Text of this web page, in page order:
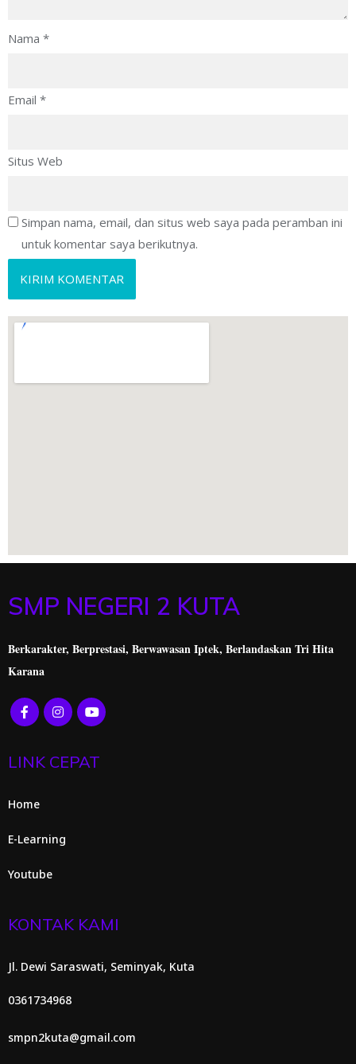
Nama *
Email *
Situs Web
Simpan nama, email, dan situs web saya pada peramban ini
untuk komentar saya berikutnya.
SMP NEGERI 2 KUTA
Berkarakter, Berprestasi, Berwawasan Iptek, Berlandaskan Tri Hita
Karana
LINK CEPAT
Home
E-Learning
Youtube
KONTAK KAMI
Jl. Dewi Saraswati, Seminyak, Kuta
0361734968
smpn2kuta@gmail.com